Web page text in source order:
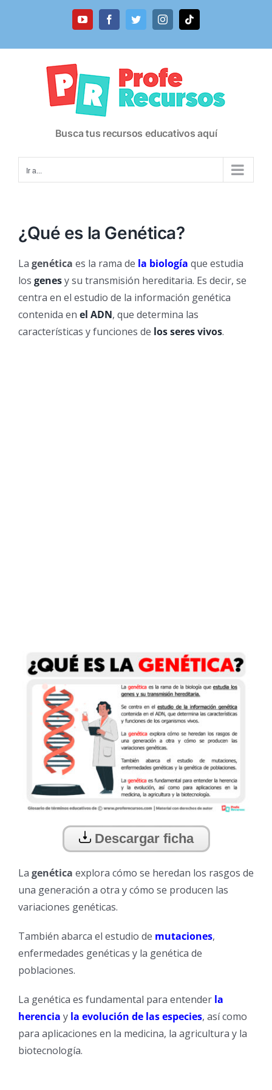
YouTubeFacebookTwitterInstagramTiktok
Busca tus recursos educativos aquí
Ir a...
¿Qué es la Genética?
La genética es la rama de la biología que estudia
los genesy su transmisión hereditaria. Es decir, se
centra en el estudio de la información genética
contenida en el ADN, que determina las
características y funciones de los seres vivos.
Descargar ficha
La genética explora cómo se heredan los rasgos de
una generación a otra y cómo se producen las
variaciones genéticas.
También abarca el estudio de mutaciones,
enfermedades genéticas y la genética de
poblaciones.
La genética es fundamental para entender la
herencia y la evolución de las especies, así como
para aplicaciones en la medicina, la agricultura y la
biotecnología.